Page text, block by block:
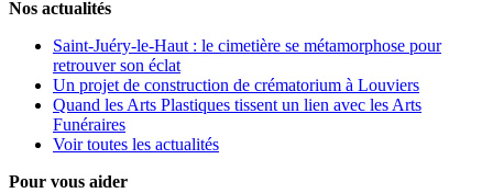
Nos actualités
Saint-Juéry-le-Haut : le cimetière se métamorphose pour
retrouver son éclat
Un projet de construction de crématorium à Louviers
Quand les Arts Plastiques tissent un lien avec les Arts
Funéraires
Voir toutes les actualités
Pour vous aider